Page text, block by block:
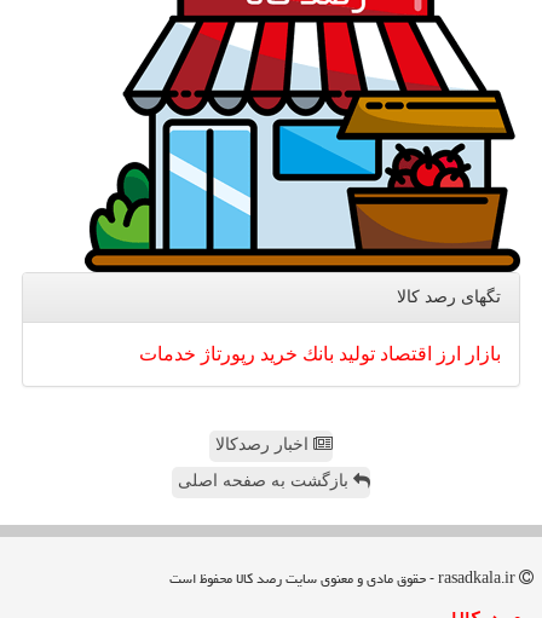
تگهای رصد كالا
بازار ارز اقتصاد تولید بانك خرید رپورتاژ خدمات
اخبار رصدکالا
بازگشت به صفحه اصلی